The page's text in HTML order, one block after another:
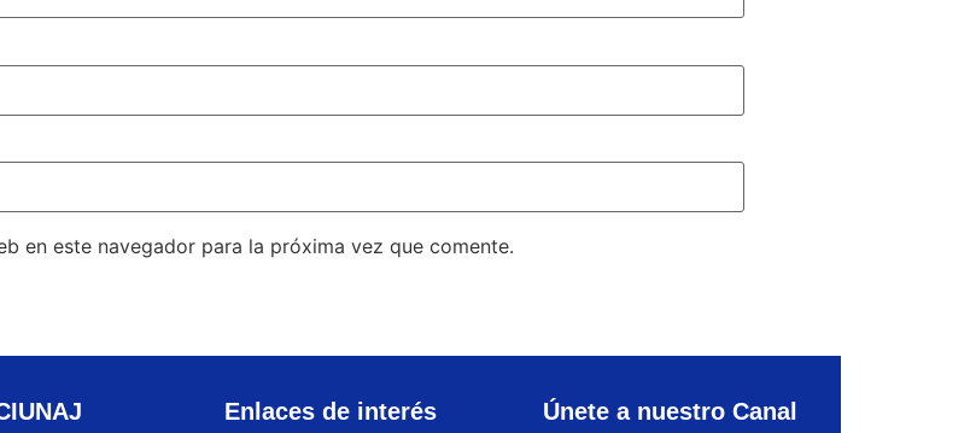
en este navegador para la próxima vez que comente.
Enlaces de interés Únete a nuestro Canal